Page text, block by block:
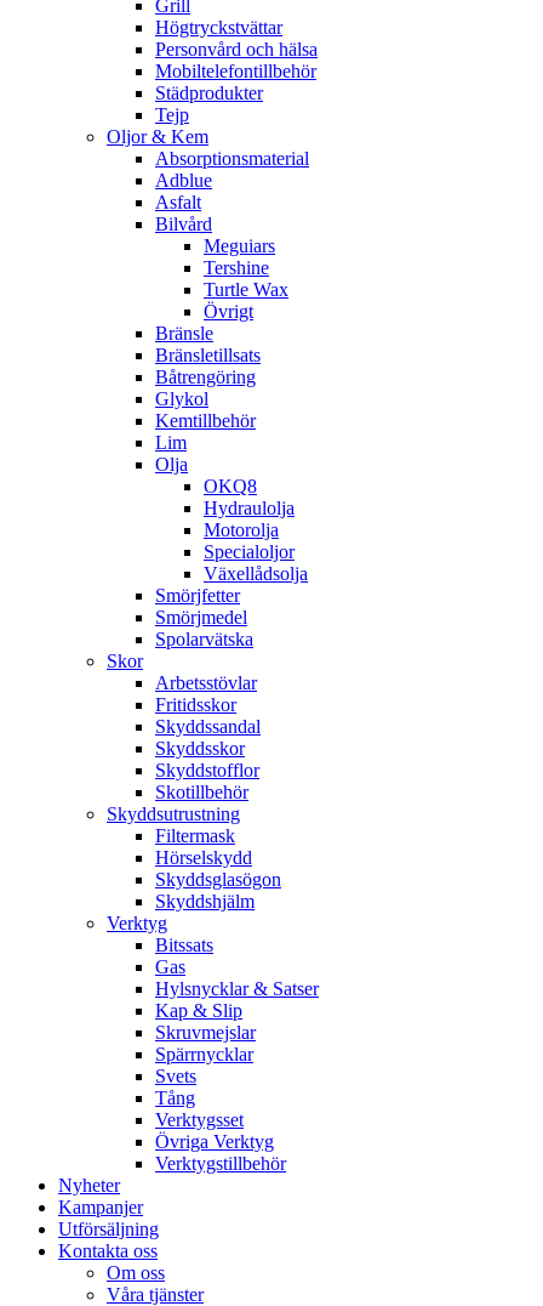
Grill
Högtryckstvättar
Personvård och hälsa
Mobiltelefontillbehör
Städprodukter
Tejp
Oljor & Kem
Absorptionsmaterial
Adblue
Asfalt
Bilvård
Meguiars
Tershine
Turtle Wax
Övrigt
Bränsle
Bränsletillsats
Båtrengöring
Glykol
Kemtillbehör
Lim
Olja
OKQ8
Hydraulolja
Motorolja
Specialoljor
Växellådsolja
Smörjfetter
Smörjmedel
Spolarvätska
Skor
Arbetsstövlar
Fritidsskor
Skyddssandal
Skyddsskor
Skyddstofflor
Skotillbehör
Skyddsutrustning
Filtermask
Hörselskydd
Skyddsglasögon
Skyddshjälm
Verktyg
Bitssats
Gas
Hylsnycklar & Satser
Kap & Slip
Skruvmejslar
Spärrnycklar
Svets
Tång
Verktygsset
Övriga Verktyg
Verktygstillbehör
Nyheter
Kampanjer
Utförsäljning
Kontakta oss
Om oss
Våra tjänster